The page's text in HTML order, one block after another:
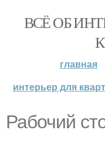
ВСЁ ОБ
главная
интерьер для
Рабочий